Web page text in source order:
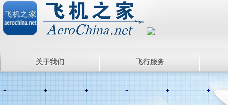
关于我们 飞行服务